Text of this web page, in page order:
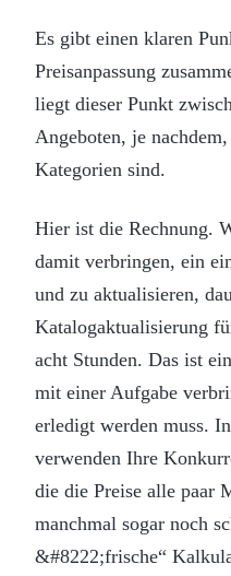
Es gibt einen klaren
Preisanpassung
liegt dieser Punkt
Angeboten, je
Kategorien sind.
Hier ist die Rechnung.
damit verbringen, ein
und zu aktualisieren,
Katalogaktualisierung
acht Stunden. Das ist
mit einer Aufgabe
erledigt werden muss.
verwenden Ihre
die die Preise alle paar
manchmal sogar noch
&#8222;frische“